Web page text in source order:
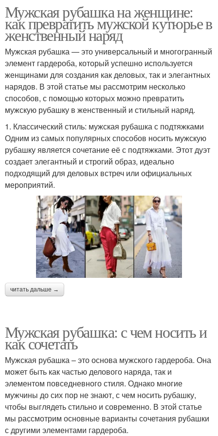
Мужская рубашка на женщине:
как превратить мужской кутюрье в
женственный наряд
Мужская рубашка — это универсальный и многогранный
элемент гардероба, который успешно используется
женщинами для создания как деловых, так и элегантных
нарядов. В этой статье мы рассмотрим несколько
способов, с помощью которых можно превратить
мужскую рубашку в женственный и стильный наряд.
1. Классический стиль: мужская рубашка с подтяжками
Одним из самых популярных способов носить мужскую
рубашку является сочетание её с подтяжками. Этот дуэт
создает элегантный и строгий образ, идеально
подходящий для деловых встреч или официальных
мероприятий.
читать дальше →
Мужская рубашка: с чем носить и
как сочетать
Мужская рубашка – это основа мужского гардероба. Она
может быть как частью делового наряда, так и
элементом повседневного стиля. Однако многие
мужчины до сих пор не знают, с чем носить рубашку,
чтобы выглядеть стильно и современно. В этой статье
мы рассмотрим основные варианты сочетания рубашки
с другими элементами гардероба.